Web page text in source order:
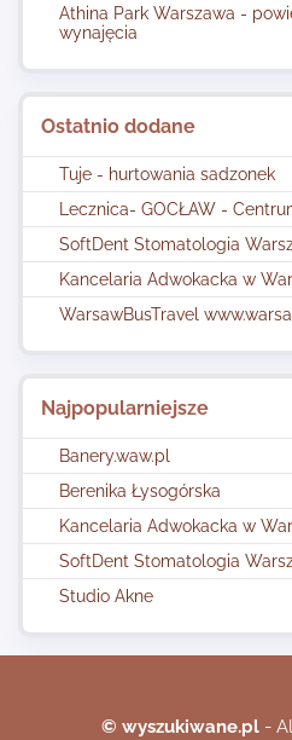
Athina Park Warszawa -
wynajęcia
Ostatnio dodane
Tuje - hurtowania sadzonek
Lecznica- GOCŁAW -
SoftDent Stomatologia
Kancelaria Adwokacka w
WarsawBusTravel
Najpopularniejsze
Banery.waw.pl
Berenika Łysogórska
Kancelaria Adwokacka w
SoftDent Stomatologia
Studio Akne
© wyszukiwane.pl -